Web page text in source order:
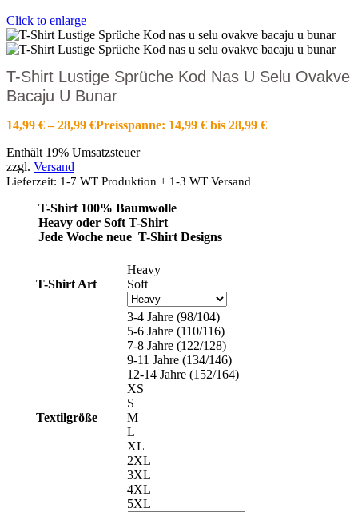
Click to enlarge
T-Shirt Lustige Sprüche Kod Nas U Selu Ovakve
Bacaju U Bunar
14,99 € –28,99 €Preisspanne: 14,99 € bis 28,99 €
Enthält 19% Umsatzsteuer
zzgl. Versand
Lieferzeit: 1-7 WT Produktion + 1-3 WT Versand
T-Shirt 100% Baumwolle
Heavy oder Soft T-Shirt
Jede Woche neue T-Shirt Designs
T-Shirt Art
Heavy
Soft
Textilgröße
3-4 Jahre (98/104)
5-6 Jahre (110/116)
7-8 Jahre (122/128)
9-11 Jahre (134/146)
12-14 Jahre (152/164)
XS
S
M
L
XL
2XL
3XL
4XL
5XL